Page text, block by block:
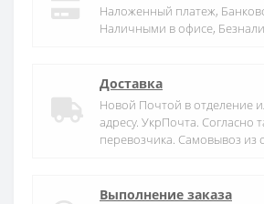
Наложенный платеж,
Наличными в офисе,
Доставка
Новой Почтой в отделение
адресу. УкрПочта. Согласно
перевозчика. Самовывоз из
Выполнение заказа